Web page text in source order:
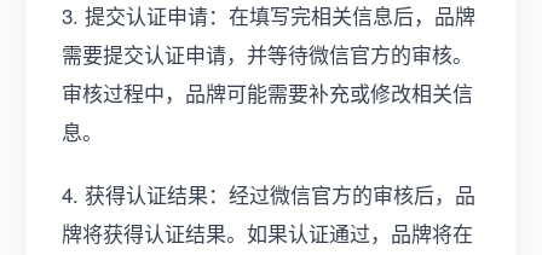
3. 提交认证申请：在填写完相关信息后，品牌
需要提交认证申请，并等待微信官方的审核。
审核过程中，品牌可能需要补充或修改相关信
息。
4. 获得认证结果：经过微信官方的审核后，品
牌将获得认证结果。如果认证通过，品牌将在